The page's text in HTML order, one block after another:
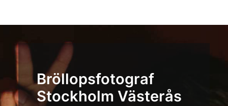
Bröllopsfotograf
Stockholm Västerås